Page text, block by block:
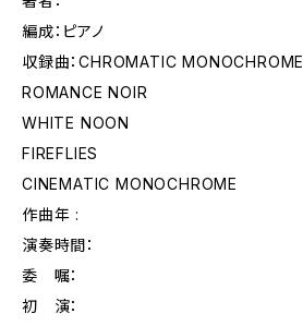
編成：ピアノ
収録曲：CHROMATIC MONOCHROME
ROMANCE NOIR
WHITE NOON
FIREFLIES
CINEMATIC MONOCHROME
作曲年 :
演奏時間：
委 嘱：
初 演：